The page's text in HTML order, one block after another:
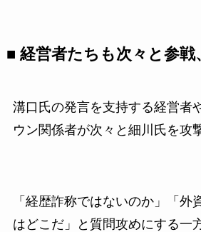
■ 経営者たちも次々と参戦
溝口氏の発言を支持する経営者
ウン関係者が次々と細川氏を攻
「経歴詐称ではないのか」「外
はどこだ」と質問攻めにする一